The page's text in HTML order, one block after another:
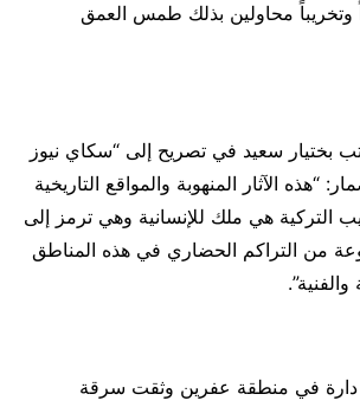
وتخريباً محاولين بذلك طمس العمق
بختيار سعيد في تصريح إلى “سكاي نيوز
“هذه الآثار المنهوبة والمواقع التاريخية
التركية هي ملك للإنسانية وهي ترمز إلى
من التراكم الحضاري في هذه المناطق
والفنية”.
دارة في منطقة عفرين وثقت سرقة